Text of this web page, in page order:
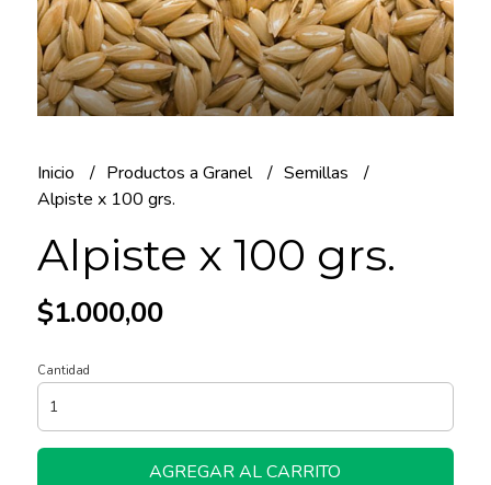
Inicio Productos a Granel
Semillas
Alpiste x 100 grs.
Alpiste x 100 grs.
$1.000,00
Cantidad
AGREGAR AL CARRITO